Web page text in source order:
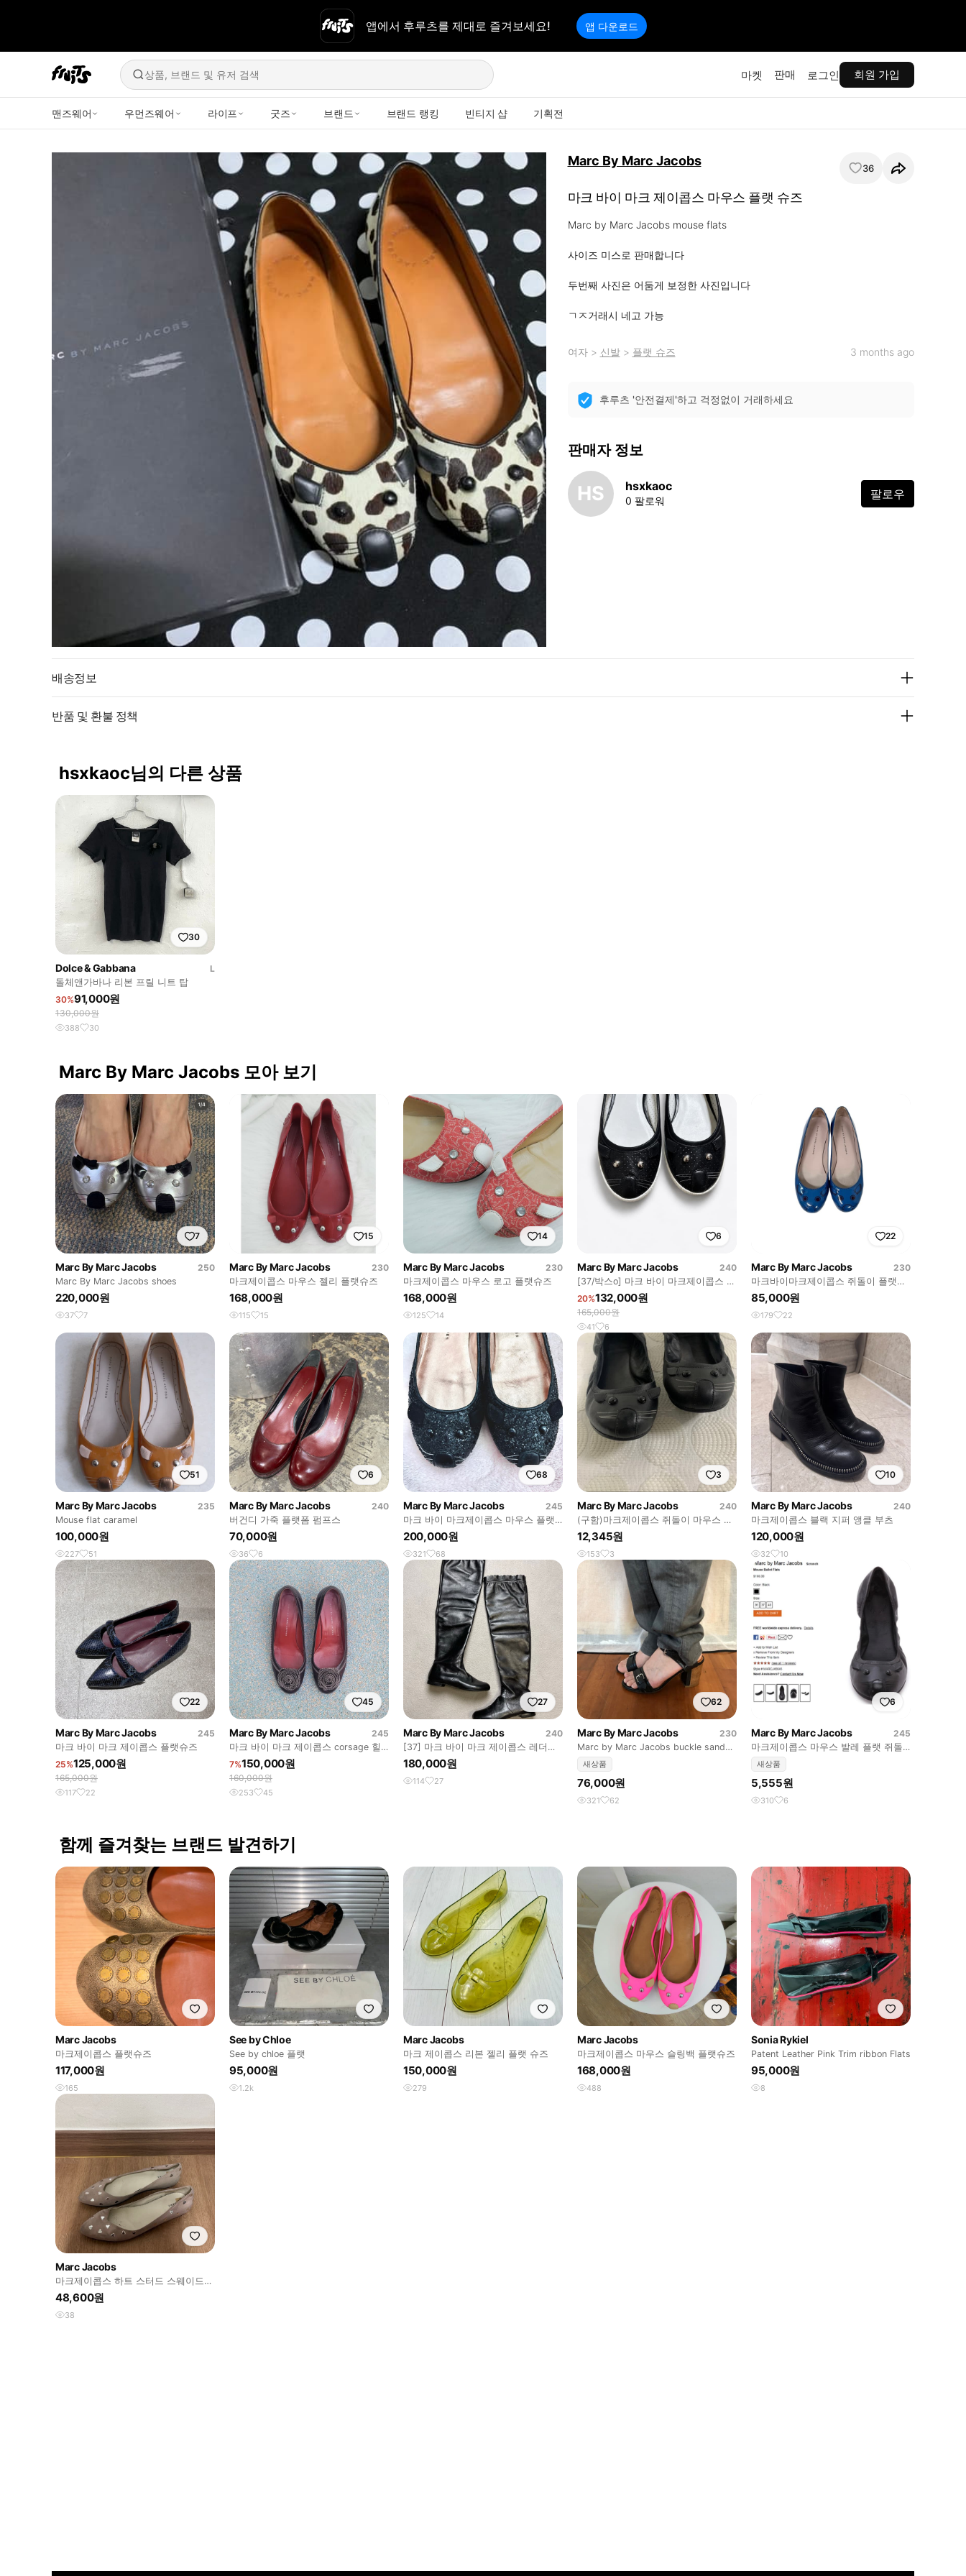
앱에서 후루츠를 제대로 즐겨보세요! 앱 다운로드
상품, 브랜드 및 유저 검색 마켓 판매 로그인 회원 가입
맨즈웨어 우먼즈웨어 라이프 굿즈 브랜드 브랜드 랭킹 빈티지 샵 기획전
Marc By Marc Jacobs 36
마크 바이 마크 제이콥스 마우스 플랫 슈즈
Marc by Marc Jacobs mouse flats
사이즈 미스로 판매합니다
두번째 사진은 어둠게 보정한 사진입니다
ㄱㅈ거래시 네고 가능
여자> 신발> 플랫 슈즈 3 months ago
후루츠 '안전결제'하고 걱정없이 거래하세요
판매자 정보
HS hsxkaoc
0 팔로워 팔로우
배송정보
반품 및 환불 정책
hsxkaoc님의 다른 상품
30
Dolce & Gabbana
L
돌체앤가바나 리본 프릴 니트 탑
30%91,000원
130,000원
388 30
Marc By Marc Jacobs 모아 보기
7
Marc By Marc Jacobs
250
Marc By Marc Jacobs shoes
220,000원
37 7
15
Marc By Marc Jacobs
230
마크제이콥스 마우스 젤리 플랫슈즈
168,000원
115 15
14
Marc By Marc Jacobs
230
마크제이콥스 마우스 로고 플랫슈즈
168,000원
125 14
6
Marc By Marc Jacobs
240
[37/박스o] 마크 바이 마크제이콥스 마
우스 플랫
20%132,000원
165,000원
41 6
22
Marc By Marc Jacobs
230
마크바이마크제이콥스 쥐돌이 플랫
230
85,000원
179 22
51
Marc By Marc Jacobs
235
Mouse flat caramel
100,000원
227 51
6
Marc By Marc Jacobs
240
버건디 가죽 플랫폼 펌프스
70,000원
36 6
68
Marc By Marc Jacobs
245
마크 바이 마크제이콥스 마우스 플랫
슈즈
200,000원
321 68
3
Marc By Marc Jacobs
240
(구함)마크제이콥스 쥐돌이 마우스 플
랫 240-245
12,345원
153 3
10
Marc By Marc Jacobs
240
마크제이콥스 블랙 지퍼 앵클 부츠
120,000원
32 10
22
Marc By Marc Jacobs
245
마크 바이 마크 제이콥스 플랫슈즈
25%125,000원
165,000원
117 22
45
Marc By Marc Jacobs
245
마크 바이 마크 제이콥스 corsage 힐
38.5 245
7%150,000원
160,000원
253 45
27
Marc By Marc Jacobs
240
[37] 마크 바이 마크 제이콥스 레더부
츠 -240
180,000원
114 27
62
Marc By Marc Jacobs
230
Marc by Marc Jacobs buckle sandal
heel
새상품
76,000원
321 62
6
Marc By Marc Jacobs
245
마크제이콥스 마우스 발레 플랫 쥐돌
이 제발 구해요 ㅠㅠ 240
새상품
5,555원
310 6
함께 즐겨찾는 브랜드 발견하기
Marc Jacobs
마크제이콥스 플랫슈즈
117,000원
165
See by Chloe
See by chloe 플랫
95,000원
1.2k
Marc Jacobs
마크 제이콥스 리본 젤리 플랫 슈즈
150,000원
279
Marc Jacobs
마크제이콥스 마우스 슬링백 플랫슈즈
168,000원
488
Sonia Rykiel
Patent Leather Pink Trim ribbon Flats
95,000원
8
Marc Jacobs
마크제이콥스 하트 스터드 스웨이드
플랫 39.5
48,600원
38